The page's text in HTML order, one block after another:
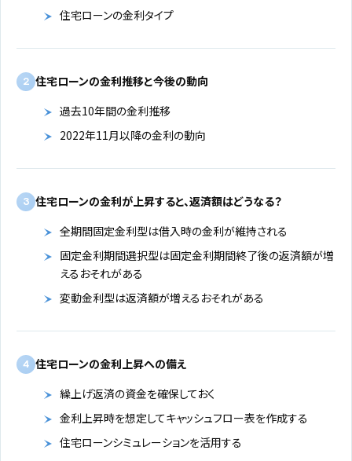
住宅ローンの金利タイプ
2 住宅ローンの金利推移と今後の動向
過去10年間の金利推移
2022年11月以降の金利の動向
3 住宅ローンの金利が上昇すると、返済額はどうなる？
全期間固定金利型は借入時の金利が維持される
固定金利期間選択型は固定金利期間終了後の返済額が増
えるおそれがある
変動金利型は返済額が増えるおそれがある
4 住宅ローンの金利上昇への備え
繰上げ返済の資金を確保しておく
金利上昇時を想定してキャッシュフロー表を作成する
住宅ローンシミュレーションを活用する